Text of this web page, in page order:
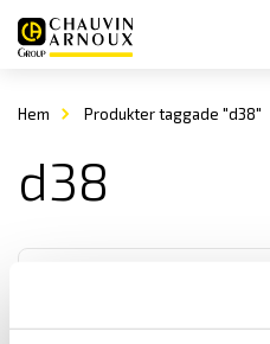
Hem Produkter taggade "d38"
d38